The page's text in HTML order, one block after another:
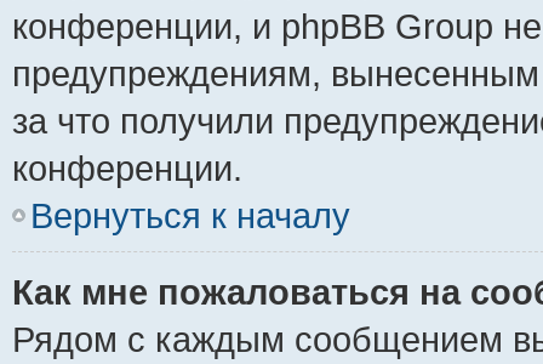
конференции, и phpBB Group
предупреждениям,
за что получили
конференции.
Вернуться к началу
Как мне пожаловаться на
Рядом с каждым сообщением